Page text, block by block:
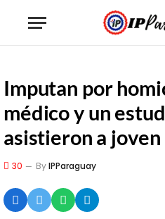
Imputan por
médico y un
asistieron a joven
30 ByIPParaguay